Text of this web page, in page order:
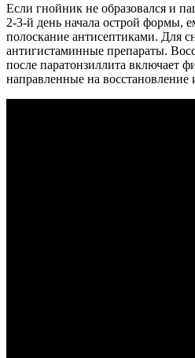
Если гнойник не образовался и
2-3-й день начала острой формы,
полоскание антисептиками. Для
антигистаминные препараты.
после паратонзиллита включает
направленные на восстановление